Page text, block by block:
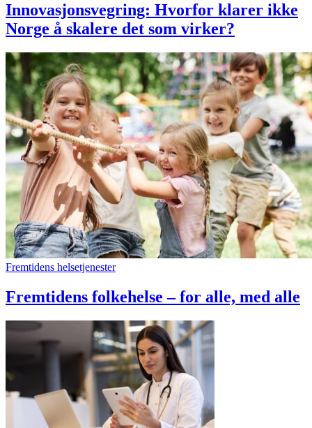
Innovasjonsvegring: Hvorfor klarer ikke
Norge å skalere det som virker?
Fremtidens helsetjenester
Fremtidens folkehelse – for alle, med alle